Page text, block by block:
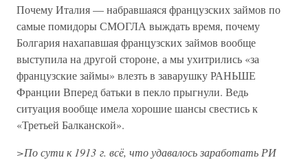
Почему Италия — набравшаяся французских займов по
самые помидоры СМОГЛА выждать время, почему
Болгария нахапавшая французских займов вообще
выступила на другой стороне, а мы ухитрились «за
французские займы» влезть в заварушку РАНЬШЕ
Франции Вперед батьки в пекло прыгнули. Ведь
ситуация вообще имела хорошие шансы свестись к
«Третьей Балканской».
>По сути к 1913 г. всё, что удавалось заработать РИ